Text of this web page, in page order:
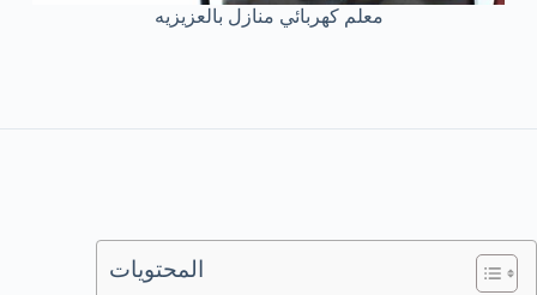
معلم كهربائي منازل بالعزيزيه
المحتويات